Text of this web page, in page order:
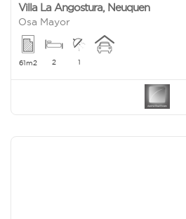
Villa La Angostura, Neuquen
Osa Mayor
61m2 2 1